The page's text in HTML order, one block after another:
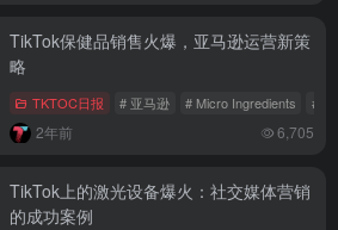
TikTok保健品销售火爆，亚马逊运营新策
略
TKTOC日报 # 亚马逊 # Micro Ingredients #
2年前 6,705
TikTok上的激光设备爆火：社交媒体营销
的成功案例